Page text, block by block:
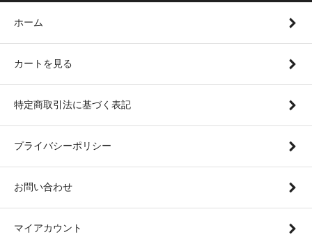
ホーム
カートを見る
特定商取引法に基づく表記
プライバシーポリシー
お問い合わせ
マイアカウント